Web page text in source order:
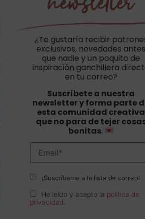
¿Te gustaría recibir
exclusivos, novedades antes
que nadie y un poquito de
inspiración ganchillera
en tu correo?
Suscríbete a nuestra
newsletter y forma parte
esta comunidad creativa
que no para de tejer
bonitas.
¡Suscríbeme a la lista de correo!
He leído y acepto la política de
privacidad